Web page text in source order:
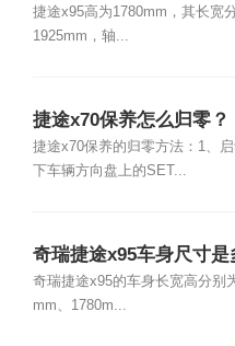
捷途x95高为1780mm，其长宽
1925mm，轴...
捷途x70保养怎么归零？
捷途x70保养的归零方法：1、
下车辆方向盘上的SET...
奇瑞捷途x95车身尺寸是
奇瑞捷途x95的车身长宽高分别
mm、1780m...